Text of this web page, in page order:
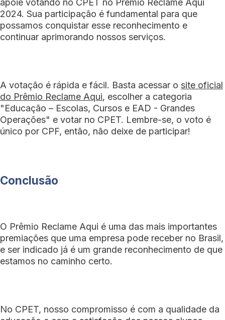
apoie votando no CPET no Prêmio Reclame Aqui
2024. Sua participação é fundamental para que
possamos conquistar esse reconhecimento e
continuar aprimorando nossos serviços.
A votação é rápida e fácil. Basta acessar o site oficial
do Prêmio Reclame Aqui, escolher a categoria
"Educação – Escolas, Cursos e EAD - Grandes
Operações" e votar no CPET. Lembre-se, o voto é
único por CPF, então, não deixe de participar!
Conclusão
O Prêmio Reclame Aqui é uma das mais importantes
premiações que uma empresa pode receber no Brasil,
e ser indicado já é um grande reconhecimento de que
estamos no caminho certo.
No CPET, nosso compromisso é com a qualidade da